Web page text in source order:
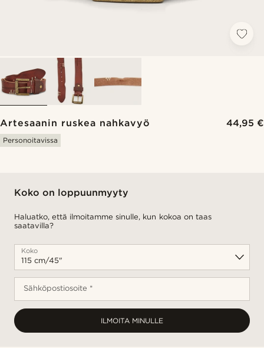
Artesaanin ruskea nahkavyö 44,95 €
Personoitavissa
Koko on loppuunmyyty
Haluatko, että ilmoitamme sinulle, kun kokoa on taas
saatavilla?
Koko
Sähköpostiosoite *
ILMOITA MINULLE